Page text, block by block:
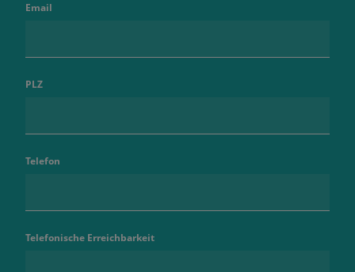
Email
PLZ
Telefon
Telefonische Erreichbarkeit